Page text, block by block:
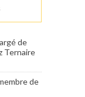
de
Ternaire
de